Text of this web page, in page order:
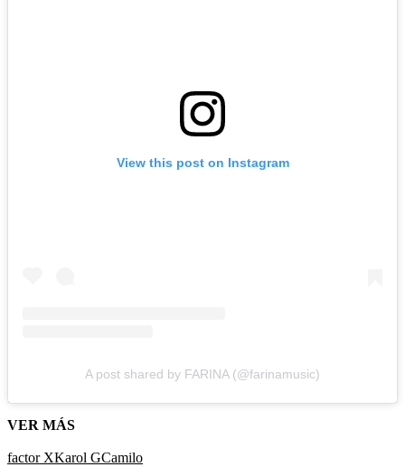
View this post on Instagram
A post shared by FARINA (@farinamusic)
VER MÁS
factor XKarol GCamilo